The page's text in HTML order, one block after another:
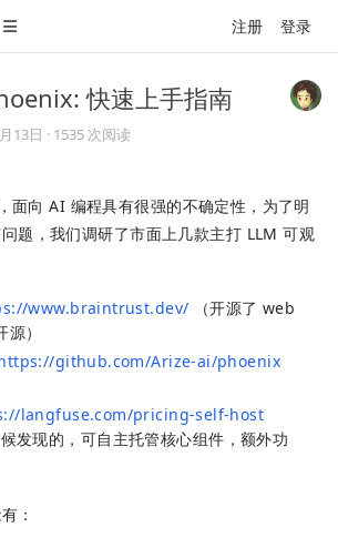
注册 登录
快速上手指南
13日 · 1535 次阅读
面向 AI 编程具有很强的不确定性，为了明
题，我们调研了市面上几款主打 LLM 可观
www.braintrust.dev/ （开源了 web
）
github.com/Arize-ai/phoenix
langfuse.com/pricing-self-host
发现的，可自主托管核心组件，额外功
：